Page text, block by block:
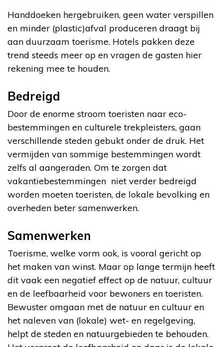
Handdoeken hergebruiken, geen water verspillen
en minder (plastic)afval produceren draagt bij
aan duurzaam toerisme. Hotels pakken deze
trend steeds meer op en vragen de gasten hier
rekening mee te houden.
Bedreigd
Door de enorme stroom toeristen naar eco-
bestemmingen en culturele trekpleisters, gaan
verschillende steden gebukt onder de druk. Het
vermijden van sommige bestemmingen wordt
zelfs al aangeraden. Om te zorgen dat
vakantiebestemmingen niet verder bedreigd
worden moeten toeristen, de lokale bevolking en
overheden beter samenwerken.
Samenwerken
Toerisme, welke vorm ook, is vooral gericht op
het maken van winst. Maar op lange termijn heeft
dit vaak een negatief effect op de natuur, cultuur
en de leefbaarheid voor bewoners en toeristen.
Bewuster omgaan met de natuur en cultuur en
het naleven van (lokale) wet- en regelgeving,
helpt de steden en natuurgebieden te behouden.